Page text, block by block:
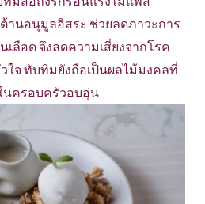
านอนุมูลอิสระ ช่วยลดภาวะการ
ลือด จึงลดความเสี่ยงจากโรค
ใจ ทับทิมยังถือเป็นผลไม้มงคลที่
นครอบครัวอบอุ่น